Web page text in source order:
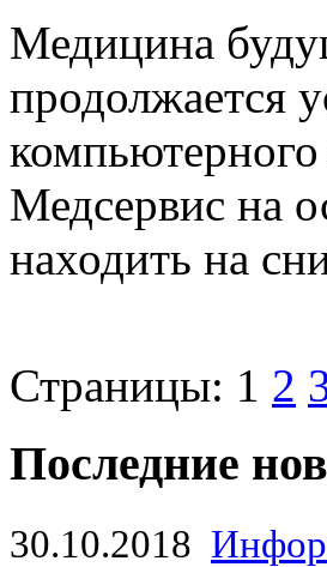
Медицина
продолжается
Медсервис на
находить на
Страницы: 1 2
Последние
30.10.2018